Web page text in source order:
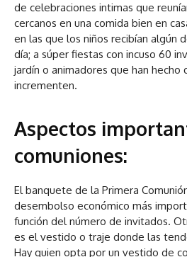
de celebraciones intimas que
cercanos en una comida bien en
en las que los niños recibían algún
día; a súper fiestas con incuso 60
jardín o animadores que han hecho
incrementen.
Aspectos
comuniones:
El banquete de la Primera
desembolso económico más
función del número de invitados.
es el vestido o traje donde las
Hay quien opta por un vestido de